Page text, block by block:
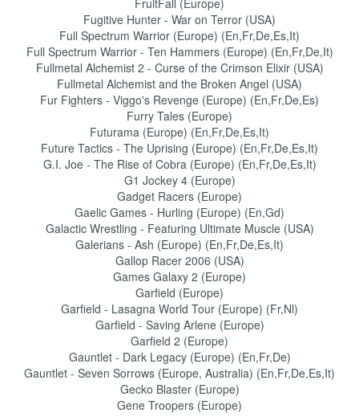
FruitFall (Europe)
Fugitive Hunter - War on Terror (USA)
Full Spectrum Warrior (Europe) (En,Fr,De,Es,It)
Full Spectrum Warrior - Ten Hammers (Europe) (En,Fr,De,It)
Fullmetal Alchemist 2 - Curse of the Crimson Elixir (USA)
Fullmetal Alchemist and the Broken Angel (USA)
Fur Fighters - Viggo's Revenge (Europe) (En,Fr,De,Es)
Furry Tales (Europe)
Futurama (Europe) (En,Fr,De,Es,It)
Future Tactics - The Uprising (Europe) (En,Fr,De,Es,It)
G.I. Joe - The Rise of Cobra (Europe) (En,Fr,De,Es,It)
G1 Jockey 4 (Europe)
Gadget Racers (Europe)
Gaelic Games - Hurling (Europe) (En,Gd)
Galactic Wrestling - Featuring Ultimate Muscle (USA)
Galerians - Ash (Europe) (En,Fr,De,Es,It)
Gallop Racer 2006 (USA)
Games Galaxy 2 (Europe)
Garfield (Europe)
Garfield - Lasagna World Tour (Europe) (Fr,Nl)
Garfield - Saving Arlene (Europe)
Garfield 2 (Europe)
Gauntlet - Dark Legacy (Europe) (En,Fr,De)
Gauntlet - Seven Sorrows (Europe, Australia) (En,Fr,De,Es,It)
Gecko Blaster (Europe)
Gene Troopers (Europe)